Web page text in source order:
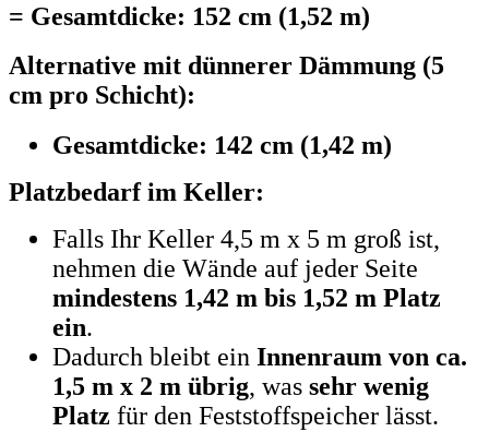
= Gesamtdicke: 152 cm (1,52 m)
Alternative mit dünnerer Dämmung (5
cm pro Schicht):
Gesamtdicke: 142 cm (1,42 m)
Platzbedarf im Keller:
Falls Ihr Keller 4,5 m x 5 m groß ist,
nehmen die Wände auf jeder Seite
mindestens 1,42 m bis 1,52 m Platz
ein.
Dadurch bleibt ein Innenraum von ca.
1,5 m x 2 m übrig, was sehr wenig
Platz für den Feststoffspeicher lässt.